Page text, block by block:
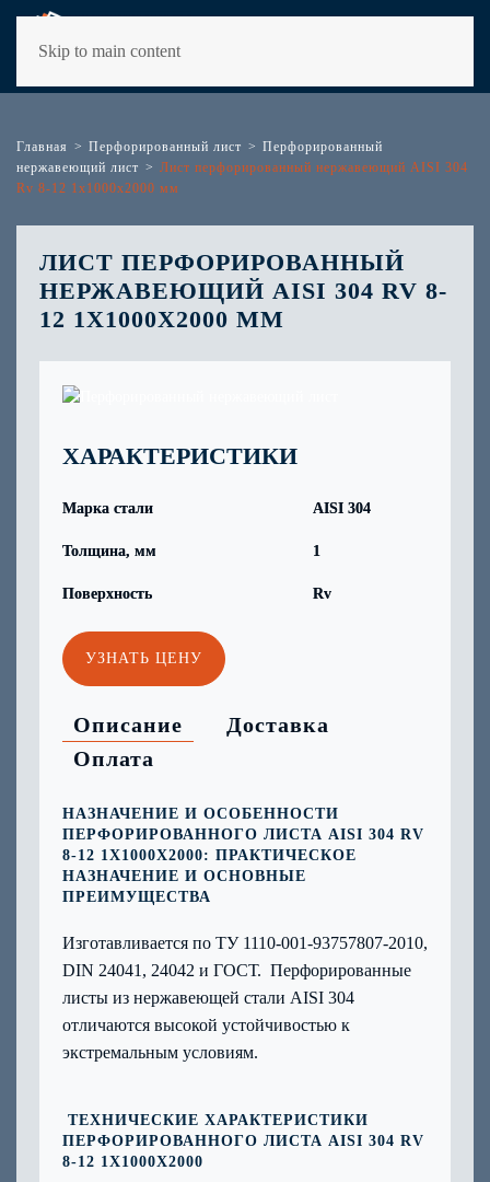
Skip to main content
Главная Перфорированный лист
Перфорированный
нержавеющий лист
Лист перфорированный нержавеющий AISI 304
Rv 8-12 1х1000х2000 мм
ЛИСТ ПЕРФОРИРОВАННЫЙ
НЕРЖАВЕЮЩИЙ AISI 304 RV 8-
12 1Х1000Х2000 ММ
ХАРАКТЕРИСТИКИ
Марка стали
Толщина, мм
Поверхность
AISI 304
1
Rv
УЗНАТЬ ЦЕНУ
Описание
Доставка
Оплата
НАЗНАЧЕНИЕ И ОСОБЕННОСТИ
ПЕРФОРИРОВАННОГО ЛИСТА AISI 304 RV
8-12 1Х1000Х2000: ПРАКТИЧЕСКОЕ
НАЗНАЧЕНИЕ И ОСНОВНЫЕ
ПРЕИМУЩЕСТВА
Изготавливается по ТУ 1110-001-93757807-2010,
DIN 24041, 24042 и ГОСТ. Перфорированные
листы из нержавеющей стали AISI 304
отличаются высокой устойчивостью к
экстремальным условиям.
ТЕХНИЧЕСКИЕ ХАРАКТЕРИСТИКИ
ПЕРФОРИРОВАННОГО ЛИСТА AISI 304 RV
8-12 1Х1000Х2000